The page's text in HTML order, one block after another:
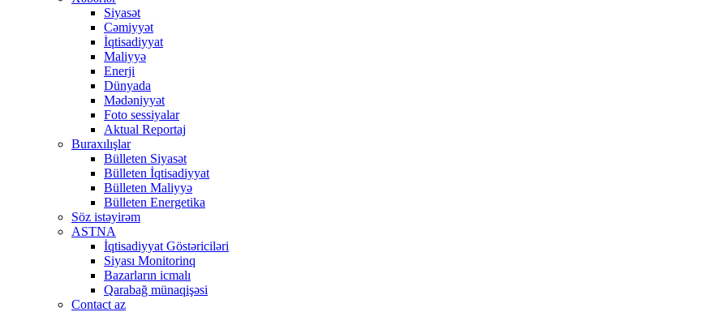
Siyasət
Cəmiyyət
İqtisadiyyat
Maliyyə
Enerji
Dünyada
Mədəniyyət
Foto sessiyalar
Aktual Reportaj
Buraxılışlar
Bülleten Siyasət
Bülleten İqtisadiyyat
Bülleten Maliyyə
Bülleten Energetika
Söz istəyirəm
ASTNA
İqtisadiyyat Göstəriciləri
Siyası Monitorinq
Bazarların icmalı
Qarabağ münaqişəsi
Contact az